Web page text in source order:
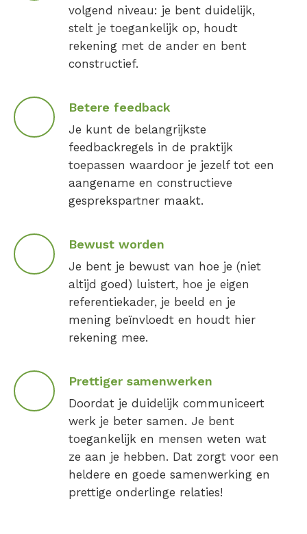
volgend niveau: je bent duidelijk,
stelt je toegankelijk op, houdt
rekening met de ander en bent
constructief.
Betere feedback
Je kunt de belangrijkste
feedbackregels in de praktijk
toepassen waardoor je jezelf tot een
aangename en constructieve
gesprekspartner maakt.
Bewust worden
Je bent je bewust van hoe je (niet
altijd goed) luistert, hoe je eigen
referentiekader, je beeld en je
mening beïnvloedt en houdt hier
rekening mee.
Prettiger samenwerken
Doordat je duidelijk communiceert
werk je beter samen. Je bent
toegankelijk en mensen weten wat
ze aan je hebben. Dat zorgt voor een
heldere en goede samenwerking en
prettige onderlinge relaties!